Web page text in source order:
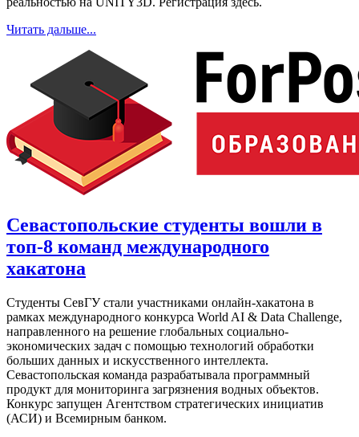
Читать дальше...
Севастопольские студенты вошли в
топ-8 команд международного
хакатона
Студенты СевГУ стали участниками онлайн-хакатона в
рамках международного конкурса World AI & Data Challenge,
направленного на решение глобальных социально-
экономических задач с помощью технологий обработки
больших данных и искусственного интеллекта.
Севастопольская команда разрабатывала программный
продукт для мониторинга загрязнения водных объектов.
Конкурс запущен Агентством стратегических инициатив
(АСИ) и Всемирным банком.